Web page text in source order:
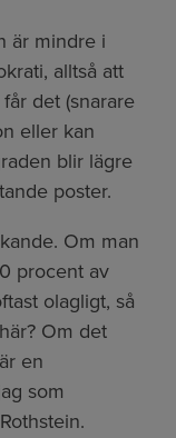
är mindre i
alltså att
det (snarare
eller kan
blir lägre
poster.
Om man
procent av
olagligt, så
Om det
en
som